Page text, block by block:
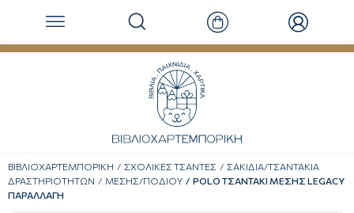
ΒΙΒΛΙΟΧΑΡΤΕΜΠΟΡΙΚΗ ΣΧΟΛΙΚΕΣ ΤΣΑΝΤΕΣ
ΣΑΚΙΔΙΑ/ΤΣΑΝΤΑΚΙΑ
ΔΡΑΣΤΗΡΙΟΤΗΤΩΝ
ΜΕΣΗΣ/ΠΟΔΙΟΥ
POLO ΤΣΑΝΤΑΚΙ ΜΕΣΗΣ LEGACY
ΠΑΡΑΛΛΑΓΗ